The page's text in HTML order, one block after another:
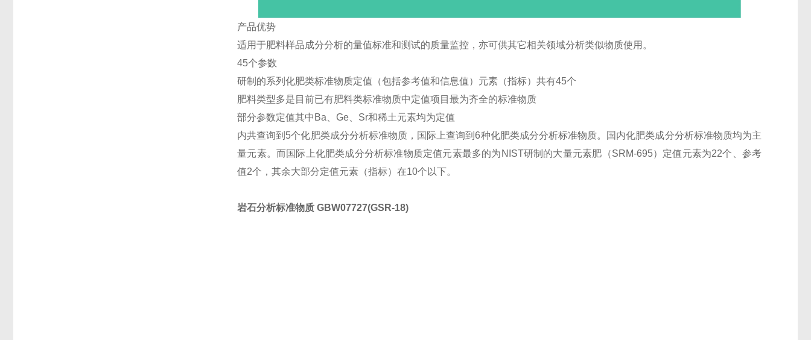
产品优势
适用于肥料样品成分分析的量值标准和测试的质量监控，亦可供其它相关领域分析类似物质使用。
45个参数
研制的系列化肥类标准物质定值（包括参考值和信息值）元素（指标）共有45个
肥料类型多是目前已有肥料类标准物质中定值项目最为齐全的标准物质
部分参数定值其中Ba、Ge、Sr和稀土元素均为定值
内共查询到5个化肥类成分分析标准物质，国际上查询到6种化肥类成分分析标准物质。国内化肥类成分分析标准物质均为主
量元素。而国际上化肥类成分分析标准物质定值元素最多的为NIST研制的大量元素肥（SRM-695）定值元素为22个、参考
值2个，其余大部分定值元素（指标）在10个以下。
岩石分析标准物质 GBW07727(GSR-18)